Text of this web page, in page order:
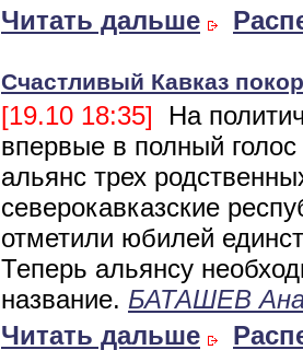
Читать дальше
Счастливый Кавказ
[19.10 18:35] На
впервые в полный
альянс трех
северокавказские
отметили юбилей
Теперь альянсу
название. БАТАШЕВ
Читать дальше